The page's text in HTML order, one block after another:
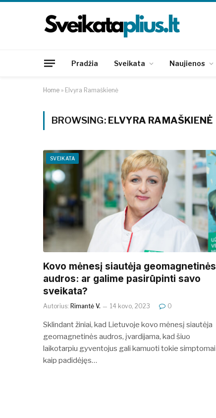
Pradžia Sveikata Naujienos
Home » Elvyra Ramaškienė
BROWSING: ELVYRA RAMAŠKIENĖ
SVEIKATA
Kovo mėnesį siautėja geomagnetinės
audros: ar galime pasirūpinti savo
sveikata?
Autorius: Rimantė V. 14 kovo, 2023 0
Sklindant žiniai, kad Lietuvoje kovo mėnesį siautėja
geomagnetinės audros, įvardijama, kad šiuo
laikotarpiu gyventojus gali kamuoti tokie simptomai
kaip padidėjęs…